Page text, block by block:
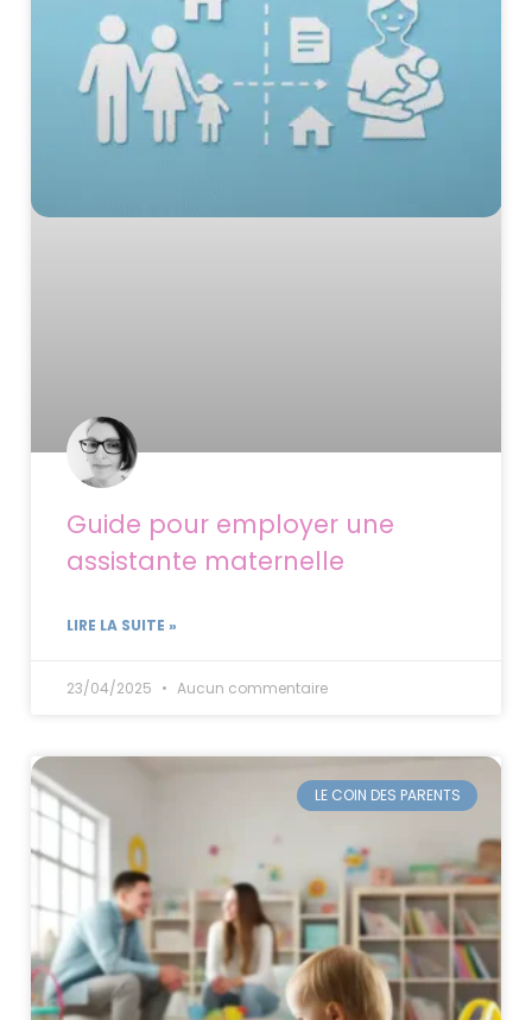
Guide pour employer une
assistante maternelle
LIRE LA SUITE »
23/04/2025 Aucun commentaire
LE COIN DES PARENTS